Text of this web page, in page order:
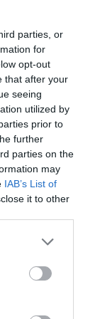
parties, or
for
opt-out
that after your
seeing
utilized by
prior to
further
parties on the
may
IAB’s List of
it to other
Google
may click to
tags to
Google
theory
in